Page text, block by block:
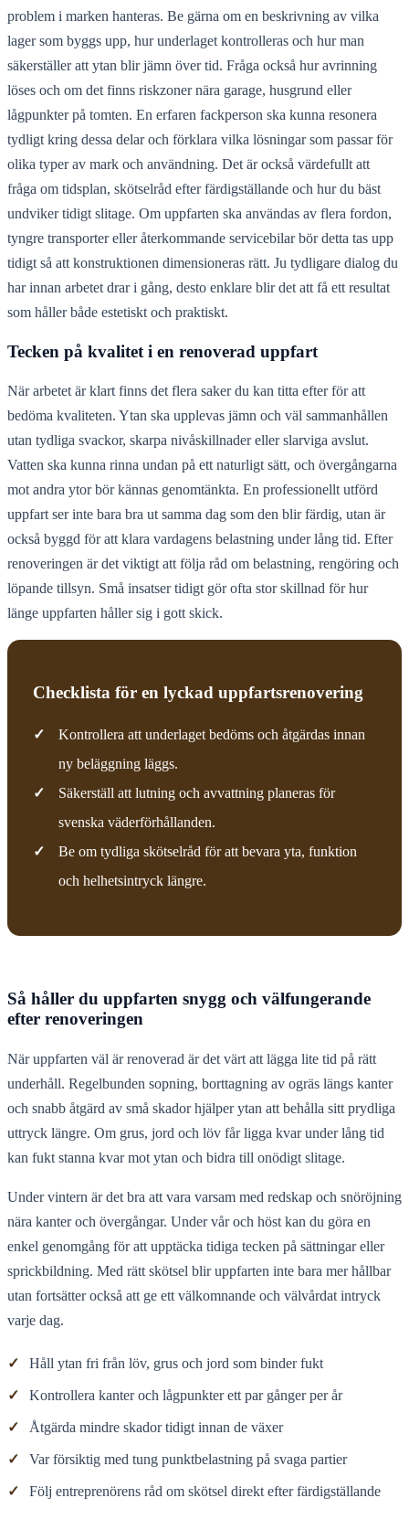
problem i marken hanteras. Be gärna om en beskrivning av vilka
lager som byggs upp, hur underlaget kontrolleras och hur man
säkerställer att ytan blir jämn över tid. Fråga också hur avrinning
löses och om det finns riskzoner nära garage, husgrund eller
lågpunkter på tomten. En erfaren fackperson ska kunna resonera
tydligt kring dessa delar och förklara vilka lösningar som passar för
olika typer av mark och användning. Det är också värdefullt att
fråga om tidsplan, skötselråd efter färdigställande och hur du bäst
undviker tidigt slitage. Om uppfarten ska användas av flera fordon,
tyngre transporter eller återkommande servicebilar bör detta tas upp
tidigt så att konstruktionen dimensioneras rätt. Ju tydligare dialog du
har innan arbetet drar i gång, desto enklare blir det att få ett resultat
som håller både estetiskt och praktiskt.
Tecken på kvalitet i en renoverad uppfart
När arbetet är klart finns det flera saker du kan titta efter för att
bedöma kvaliteten. Ytan ska upplevas jämn och väl sammanhållen
utan tydliga svackor, skarpa nivåskillnader eller slarviga avslut.
Vatten ska kunna rinna undan på ett naturligt sätt, och övergångarna
mot andra ytor bör kännas genomtänkta. En professionellt utförd
uppfart ser inte bara bra ut samma dag som den blir färdig, utan är
också byggd för att klara vardagens belastning under lång tid. Efter
renoveringen är det viktigt att följa råd om belastning, rengöring och
löpande tillsyn. Små insatser tidigt gör ofta stor skillnad för hur
länge uppfarten håller sig i gott skick.
Checklista för en lyckad uppfartsrenovering
✓
Kontrollera att underlaget bedöms och åtgärdas innan
ny beläggning läggs.
✓
Säkerställ att lutning och avvattning planeras för
svenska väderförhållanden.
✓
Be om tydliga skötselråd för att bevara yta, funktion
och helhetsintryck längre.
Så håller du uppfarten snygg och välfungerande
efter renoveringen
När uppfarten väl är renoverad är det värt att lägga lite tid på rätt
underhåll. Regelbunden sopning, borttagning av ogräs längs kanter
och snabb åtgärd av små skador hjälper ytan att behålla sitt prydliga
uttryck längre. Om grus, jord och löv får ligga kvar under lång tid
kan fukt stanna kvar mot ytan och bidra till onödigt slitage.
Under vintern är det bra att vara varsam med redskap och snöröjning
nära kanter och övergångar. Under vår och höst kan du göra en
enkel genomgång för att upptäcka tidiga tecken på sättningar eller
sprickbildning. Med rätt skötsel blir uppfarten inte bara mer hållbar
utan fortsätter också att ge ett välkomnande och välvårdat intryck
varje dag.
✓ Håll ytan fri från löv, grus och jord som binder fukt
✓ Kontrollera kanter och lågpunkter ett par gånger per år
✓ Åtgärda mindre skador tidigt innan de växer
✓ Var försiktig med tung punktbelastning på svaga partier
✓ Följ entreprenörens råd om skötsel direkt efter färdigställande